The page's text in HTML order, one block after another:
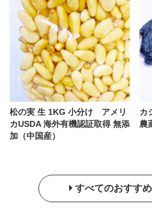
松の実 生 1KG 小分け アメリ
カUSDA 海外有機認証取得 無添
加（中国産）
カ
農
すべてのおすす